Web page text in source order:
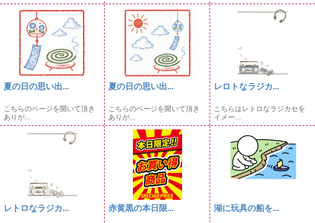
夏の日の思い出...
こちらのページを開いて頂き
ありが...
夏の日の思い出...
こちらのページを開いて頂き
ありが...
レロトなラジカ...
こちらはレトロなラジカセを
イメー...
レトロなラジカ... 赤黄黒の本日限... 湖に玩具の船を...